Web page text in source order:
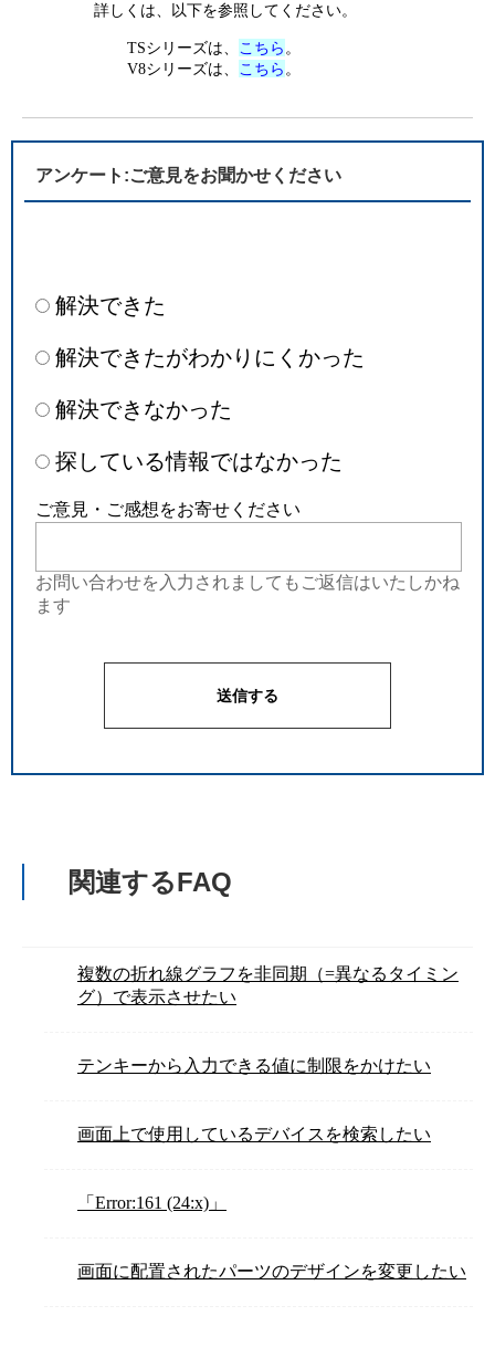
詳しくは、以下を参照してください。
TSシリーズは、 こちら 。
V8シリーズは、
こちら 。
アンケート:ご意見をお聞かせください
解決できた
解決できたがわかりにくかった
解決できなかった
探している情報ではなかった
ご意見・ご感想をお寄せください
お問い合わせを入力されましてもご返信はいたしかね
ます
関連するFAQ
複数の折れ線グラフを非同期（=異なるタイミン
グ）で表示させたい
テンキーから入力できる値に制限をかけたい
画面上で使用しているデバイスを検索したい
「Error:161 (24:x)」
画面に配置されたパーツのデザインを変更したい